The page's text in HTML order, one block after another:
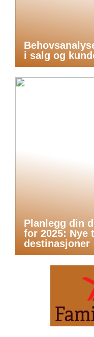
i salg og
Planlegg din
for 2025: Nye
destinasjoner